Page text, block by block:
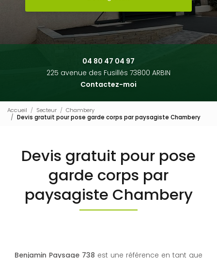
04 80 47 04 97
225 avenue des Fusillés 73800 ARBIN
Contactez-moi
Accueil Secteur
Chambery
Devis gratuit pour pose garde corps par paysagiste Chambery
Devis gratuit pour pose
garde corps par
paysagiste Chambery
Benjamin Paysage 738 est une référence en tant que